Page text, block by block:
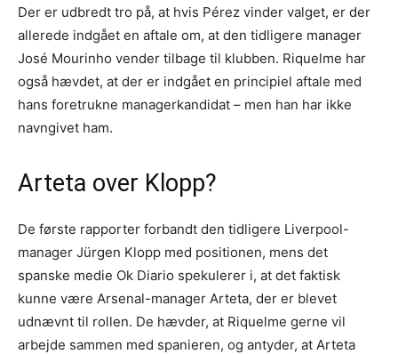
Der er udbredt tro på, at hvis Pérez vinder valget, er der
allerede indgået en aftale om, at den tidligere manager
José Mourinho vender tilbage til klubben. Riquelme har
også hævdet, at der er indgået en principiel aftale med
hans foretrukne managerkandidat – men han har ikke
navngivet ham.
Arteta over Klopp?
De første rapporter forbandt den tidligere Liverpool-
manager Jürgen Klopp med positionen, mens det
spanske medie Ok Diario spekulerer i, at det faktisk
kunne være Arsenal-manager Arteta, der er blevet
udnævnt til rollen. De hævder, at Riquelme gerne vil
arbejde sammen med spanieren, og antyder, at Arteta